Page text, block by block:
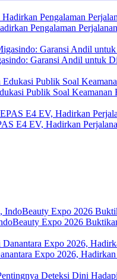
Pengalaman
Garansi Andil untuk
Publik Soal
E4 EV, Hadirkan
Expo 2026
Expo 2026,